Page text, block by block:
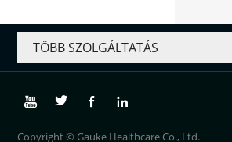
TÖBB SZOLGÁLTATÁS
   
Copyright © Gauke Healthcare Co., Ltd.